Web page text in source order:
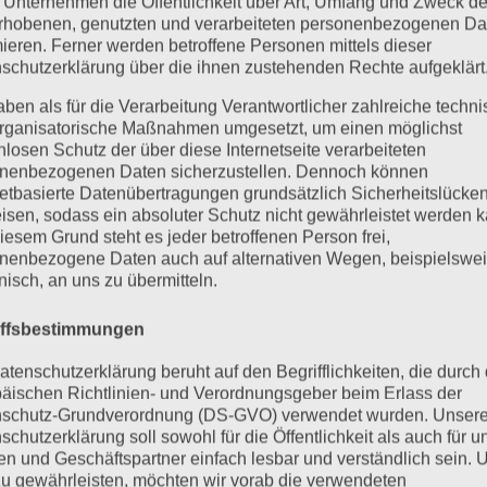
oder neue Gasheizung)
der Sanitäranlagen
Einbauten
Fliesen, Putz, Farbe)
für bessere Wärmedämmung und Optik
aus Holzkönnen wir gemeinsam prüfen, wie weit Ihr
noch mehr aus den 150.000 Euro herausholen lässt.
nutzen und sparen
Dämmung oder Heizungserneuerung stehen häufig
zur Verfügung. Diese Zuschüsse und Kredite können
größere Projekte innerhalb der 150.000 Euro zu
genutzten und verarbeiteten personenbezogenen
Ferner werden betroffene Personen mittels dieser
über die ihnen zustehenden Rechte aufgeklärt.
als für die Verarbeitung Verantwortlicher zahlreiche
Maßnahmen umgesetzt, um einen möglichst
Schutz der über diese Internetseite verarbeiteten
Daten sicherzustellen. Dennoch können
Datenübertragungen grundsätzlich Sicherheitslücken
sodass ein absoluter Schutz nicht gewährleistet werden
Grund steht es jeder betroffenen Person frei,
Daten auch auf alternativen Wegen,
an uns zu übermitteln.
beruht auf den Begrifflichkeiten, die durch
Richtlinien- und Verordnungsgeber beim Erlass der
Grundverordnung (DS-GVO) verwendet wurden. Unsere
soll sowohl für die Öffentlichkeit als auch für
und Geschäftspartner einfach lesbar und verständlich sein.
gewährleisten, möchten wir vorab die verwendeten